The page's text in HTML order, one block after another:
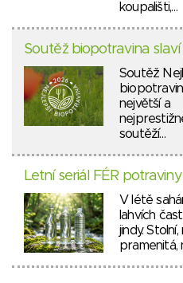
koupališti,…
Soutěž biopotravina
Soutěž
největší a
soutěží…
Letní seriál FÉR
V létě
lahvích
jindy. Stolní,
pramenitá,